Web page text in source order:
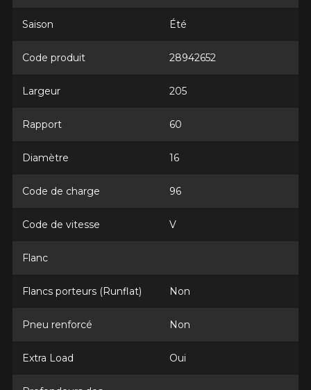
Saison Été
Code produit 28942652
Largeur 205
Rapport 60
Diamètre 16
Code de charge 96
Code de vitesse V
Flanc
Flancs porteurs (Runflat) Non
Pneu renforcé Non
Extra Load Oui
Envoyer
*Attention cette dimension représente une possibilité
d'équipement pour votre véhicule, vous devez vérifier
avant de commander.